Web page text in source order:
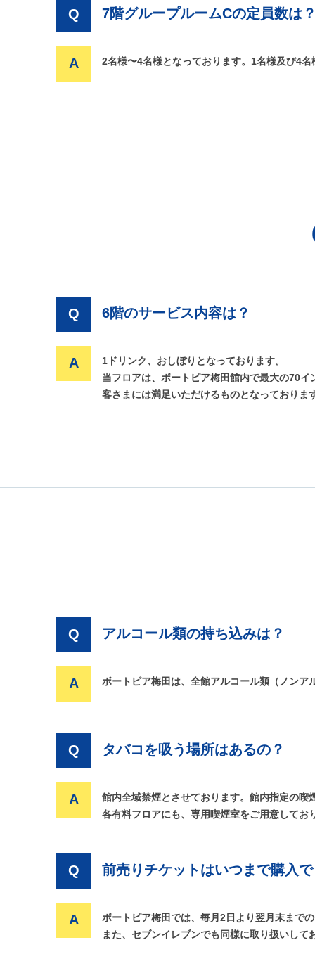
Q 7階グループルームCの定員数は
A 2名様〜4名様となっております。1名様及び4
Q 6階のサービス内容は？
A
1ドリンク、おしぼりとなっております。
当フロアは、ボートピア梅田館内で最大の70
客さまには満足いただけるものとなっておりま
Q アルコール類の持ち込みは？
A ボートピア梅田は、全館アルコール類（ノン
Q タバコを吸う場所はあるの？
A
館内全域禁煙とさせております。館内指定の喫
各有料フロアにも、専用喫煙室をご用意してお
Q 前売りチケットはいつまで購入
A
ボートピア梅田では、毎月2日より翌月末まで
また、セブンイレブンでも同様に取り扱いし